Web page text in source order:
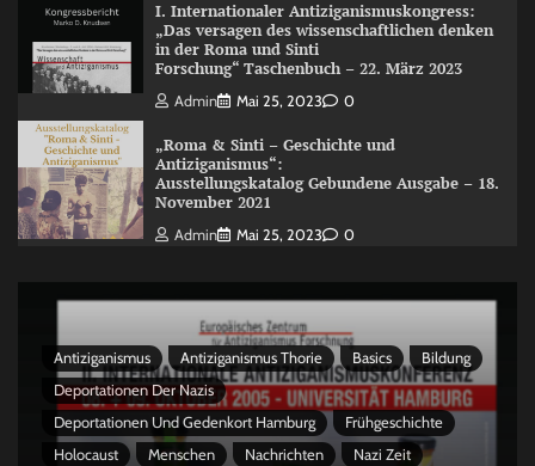
I. Internationaler Antiziganismuskongress:
„Das versagen des wissenschaftlichen denken
in der Roma und Sinti
Forschung“ Taschenbuch – 22. März 2023
Admin Mai 25, 2023 0
„Roma & Sinti – Geschichte und
Antiziganismus“:
Ausstellungskatalog Gebundene Ausgabe – 18.
November 2021
Admin Mai 25, 2023 0
Antiziganismus Antiziganismus Thorie Basics
Bildung
Deportationen Der Nazis
Deportationen Und Gedenkort Hamburg
Frühgeschichte
Holocaust
Menschen Nachrichten Nazi Zeit